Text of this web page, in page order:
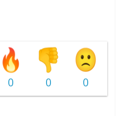
0 0 0